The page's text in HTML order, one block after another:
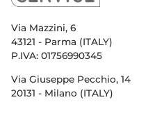
Via Mazzini, 6
43121 - Parma (ITALY)
P.IVA: 01756990345
Via Giuseppe Pecchio, 14
20131 - Milano (ITALY)